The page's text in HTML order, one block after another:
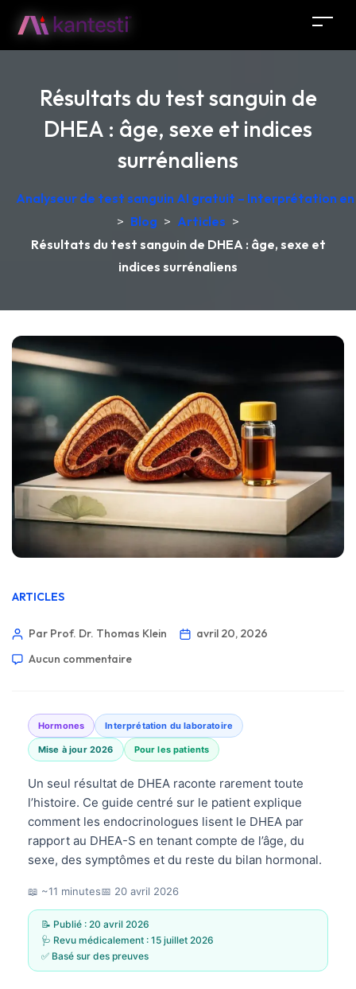
Résultats du test sanguin de
DHEA : âge, sexe et indices
surrénaliens
Analyseur de test sanguin AI gratuit – Interprétation
> Blog > Articles >
Résultats du test sanguin de DHEA : âge, sexe et
indices surrénaliens
ARTICLES
Par Prof. Dr. Thomas Klein
avril 20, 2026
Aucun commentaire
Hormones Interprétation du laboratoire
Mise à jour 2026 Pour les patients
Un seul résultat de DHEA raconte rarement toute
l’histoire. Ce guide centré sur le patient explique
comment les endocrinologues lisent le DHEA par
rapport au DHEA-S en tenant compte de l’âge, du
sexe, des symptômes et du reste du bilan hormonal.
📖 ~11 minutes📅 20 avril 2026
📝 Publié : 20 avril 2026
🩺 Revu médicalement : 15 juillet 2026
✅ Basé sur des preuves